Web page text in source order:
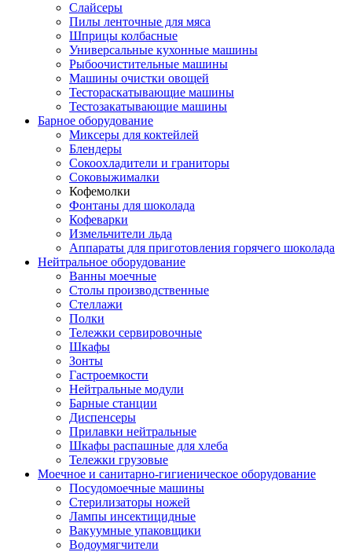
Слайсеры
Пилы ленточные для мяса
Шприцы колбасные
Универсальные кухонные машины
Рыбоочистительные машины
Машины очистки овощей
Тестораскатывающие машины
Тестозакатывающие машины
Барное оборудование
Миксеры для коктейлей
Блендеры
Сокоохладители и граниторы
Соковыжималки
Кофемолки
Фонтаны для шоколада
Кофеварки
Измельчители льда
Аппараты для приготовления горячего шоколада
Нейтральное оборудование
Ванны моечные
Столы производственные
Стеллажи
Полки
Тележки сервировочные
Шкафы
Зонты
Гастроемкости
Нейтральные модули
Барные станции
Диспенсеры
Прилавки нейтральные
Шкафы распашные для хлеба
Тележки грузовые
Моечное и санитарно-гигиеническое оборудование
Посудомоечные машины
Стерилизаторы ножей
Лампы инсектицидные
Вакуумные упаковщики
Водоумягчители